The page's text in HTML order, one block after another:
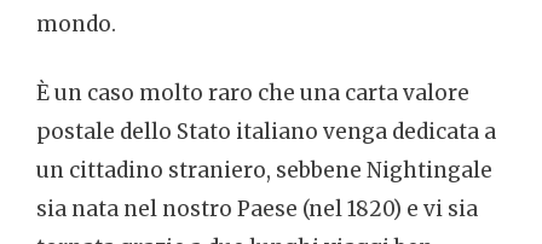
mondo.
È un caso molto raro che una carta valore
postale dello Stato italiano venga dedicata a
un cittadino straniero, sebbene Nightingale
sia nata nel nostro Paese (nel 1820) e vi sia